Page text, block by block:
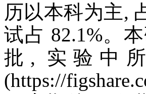
历以本科为主,
试占 82.1%。
批, 实验中
(https://